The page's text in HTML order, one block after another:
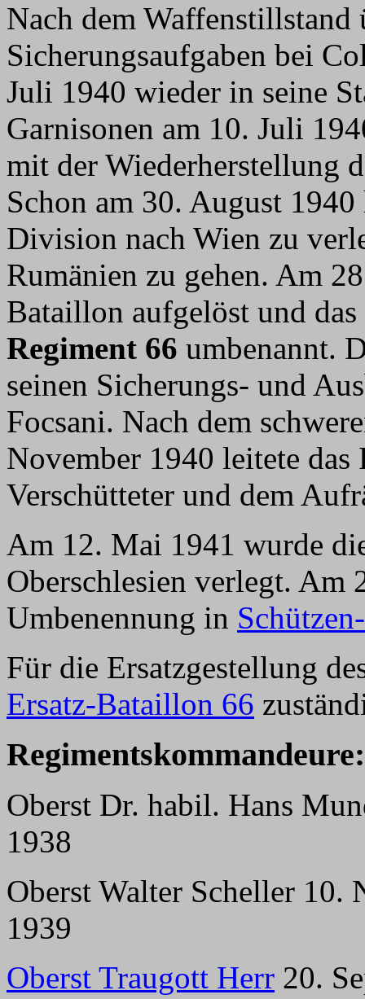
Nach dem Waffenstillstand
Sicherungsaufgaben bei
Juli 1940 wieder in seine
Garnisonen am 10. Juli
mit der Wiederherstellung
Schon am 30. August
Division nach Wien zu
Rumänien zu gehen. Am
Bataillon aufgelöst und
Regiment 66 umbenannt.
seinen Sicherungs- und
Focsani. Nach dem
November 1940 leitete
Verschütteter und dem
Am 12. Mai 1941 wurde
Oberschlesien verlegt.
Umbenennung in
Für die Ersatzgestellung
Ersatz-Bataillon 66
Regimentskommandeure:
Oberst Dr. habil. Hans
1938
Oberst Walter Scheller 10.
1939
Oberst Traugott Herr 20.